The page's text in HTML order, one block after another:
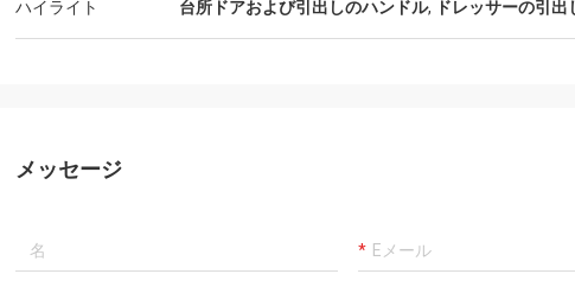
hemosのtenidoのmuy buenaの
calidad。国連granのincentivo ES elの
poderのcomunicarnosのdirectamente en
のcontinuar詐欺のlaの
futuro。
ハイライト 台所ドアおよび引出しのハンドル, ドレッサーの引
メッセージ